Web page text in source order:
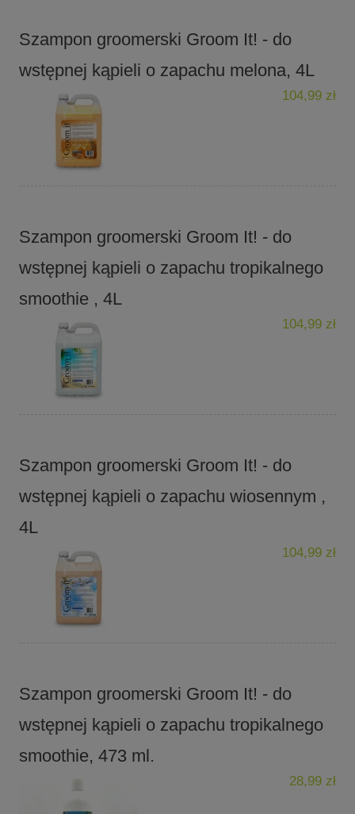
Szampon groomerski Groom It! - do
wstępnej kąpieli o zapachu melona, 4L
104,99 zł
Szampon groomerski Groom It! - do
wstępnej kąpieli o zapachu tropikalnego
smoothie , 4L
104,99 zł
Szampon groomerski Groom It! - do
wstępnej kąpieli o zapachu wiosennym ,
4L
104,99 zł
Szampon groomerski Groom It! - do
wstępnej kąpieli o zapachu tropikalnego
smoothie, 473 ml.
28,99 zł